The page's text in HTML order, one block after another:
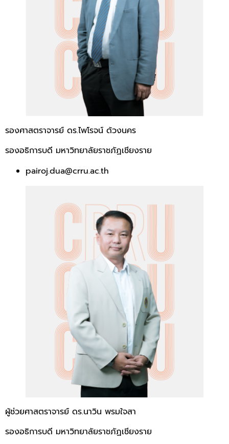
รองศาสตราจารย์ ดร.ไพโรจน์ ด้วงนคร
รองอธิการบดี มหาวิทยาลัยราชภัฏเชียงราย
pairoj.dua@crru.ac.th
ผู้ช่วยศาสตราจารย์ ดร.นาวิน พรมใจสา
รองอธิการบดี มหาวิทยาลัยราชภัฏเชียงราย